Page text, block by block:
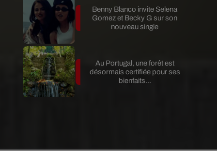
Benny Blanco invite Selena
Gomez et Becky G sur son
nouveau single
Au Portugal, une forêt est
désormais certifiée pour ses
bienfaits...